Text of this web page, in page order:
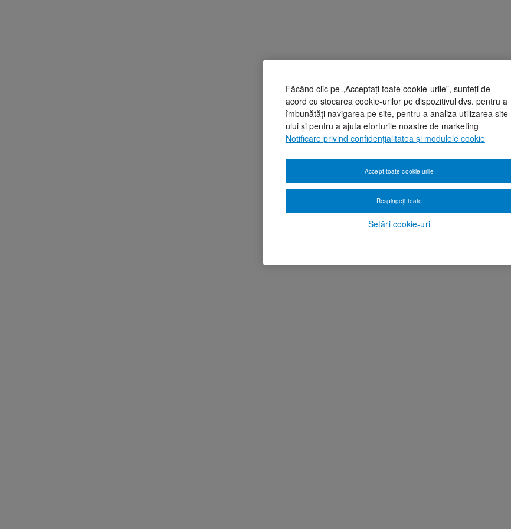
Făcând clic pe „Acceptați toate cookie-urile”, sunteți de
acord cu stocarea cookie-urilor pe dispozitivul dvs. pentru a
îmbunătăți navigarea pe site, pentru a analiza utilizarea site-
ului și pentru a ajuta eforturile noastre de marketing
Notificare privind confidențialitatea și modulele cookie
Setări cookie-uri
Respingeți toate
Accept toate cookie-urile